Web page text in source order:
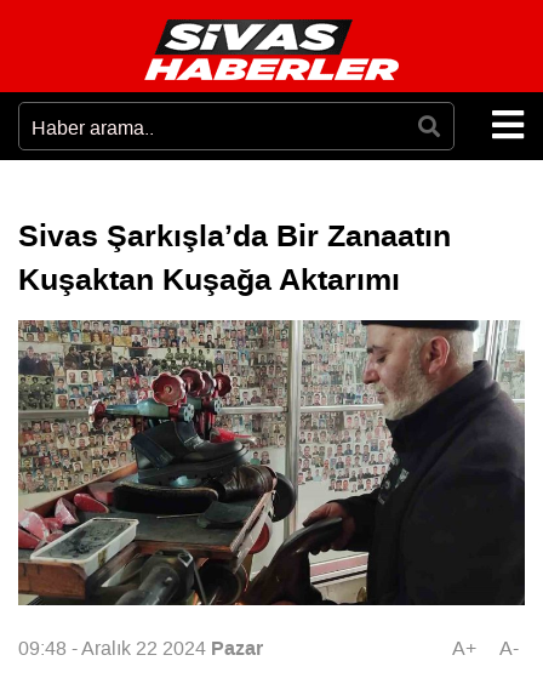
Sivas Şarkışla’da Bir Zanaatın
Kuşaktan Kuşağa Aktarımı
09:48 - Aralık 22 2024 Pazar A+ A-